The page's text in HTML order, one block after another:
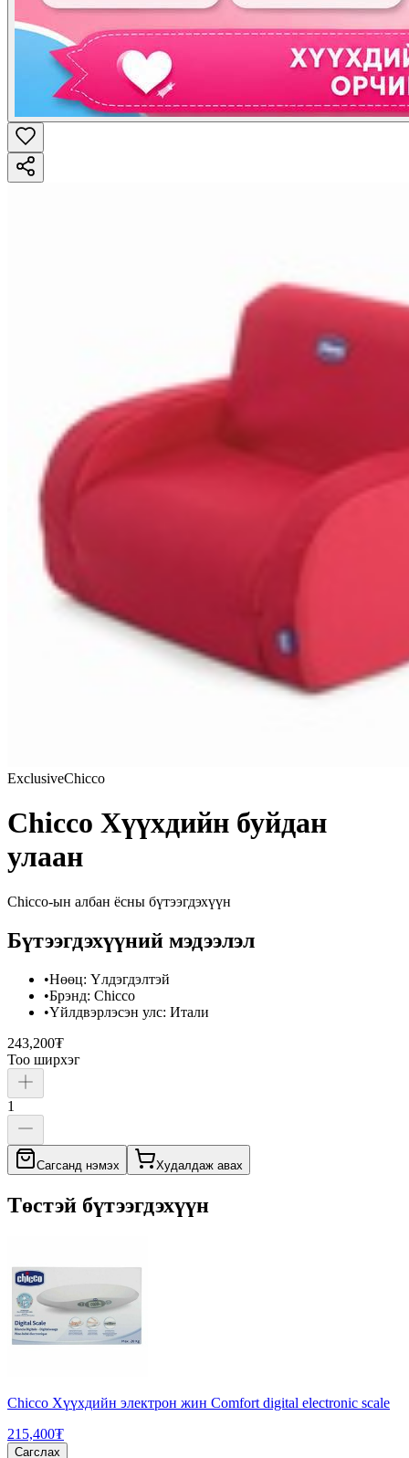
ExclusiveChicco
Chicco Хүүхдийн буйдан
улаан
Chicco-ын албан ёсны бүтээгдэхүүн
Бүтээгдэхүүний мэдээлэл
•Нөөц: Үлдэгдэлтэй
•Брэнд: Chicco
•Үйлдвэрлэсэн улс: Итали
243,200₮
Тоо ширхэг
1
Сагсанд нэмэх Худалдаж авах
Төстэй бүтээгдэхүүн
Chicco Хүүхдийн электрон жин Comfort digital electronic scale
215,400₮
Сагслах